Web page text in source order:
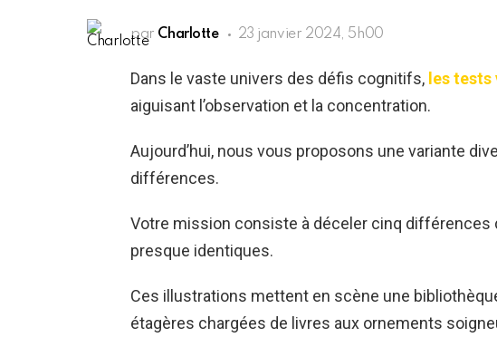
par Charlotte 23 janvier 2024, 5h00
Dans le vaste univers des défis cognitifs, les
aiguisant l’observation et la concentration.
Aujourd’hui, nous vous proposons une variante
différences.
Votre mission consiste à déceler cinq
presque identiques.
Ces illustrations mettent en scène une
étagères chargées de livres aux ornements